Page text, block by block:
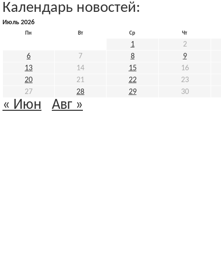
Календарь новостей:
Июль 2026
Пн Вт Ср Чт
1
2
6
7 8
9
13
14 15
16
20
21 22
23
27
28 29 30
« Июн Авг »